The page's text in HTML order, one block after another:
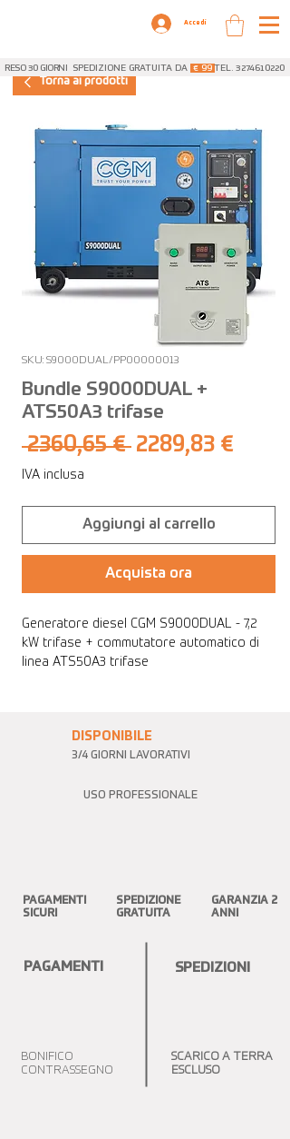
Accedi
RESO 30 GIORNI SPEDIZIONE GRATUITA DA € 99TEL. 3274610220
Torna ai prodotti
SKU: S9000DUAL/PP00000013
Bundle S9000DUAL +
ATS50A3 trifase
2360,65 € Prezzo
2289,83 €
IVA inclusa
Aggiungi al carrello
Acquista ora
Generatore diesel CGM S9000DUAL - 7,2
kW trifase + commutatore automatico di
linea ATS50A3 trifase
DISPONIBILE
3/4 GIORNI LAVORATIVI
USO PROFESSIONALE
PAGAMENTI
SICURI
SPEDIZIONE
GRATUITA
GARANZIA 2
ANNI
PAGAMENTI SPEDIZIONI
BONIFICO
CONTRASSEGNO
SCARICO A TERRA
ESCLUSO